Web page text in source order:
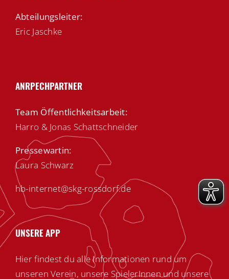
Abteilungsleiter:
Eric Jaschke
ANRPECHPARTNER
Team Öffentlichkeitsarbeit:
Harro & Jonas Schattschneider
Pressewartin:
Laura Schwarz
hb-internet@skg-rossdorf.de
UNSERE APP
Hier findest du alle Informationen rund um
unseren Verein, unsere SpielerInnen und unsere